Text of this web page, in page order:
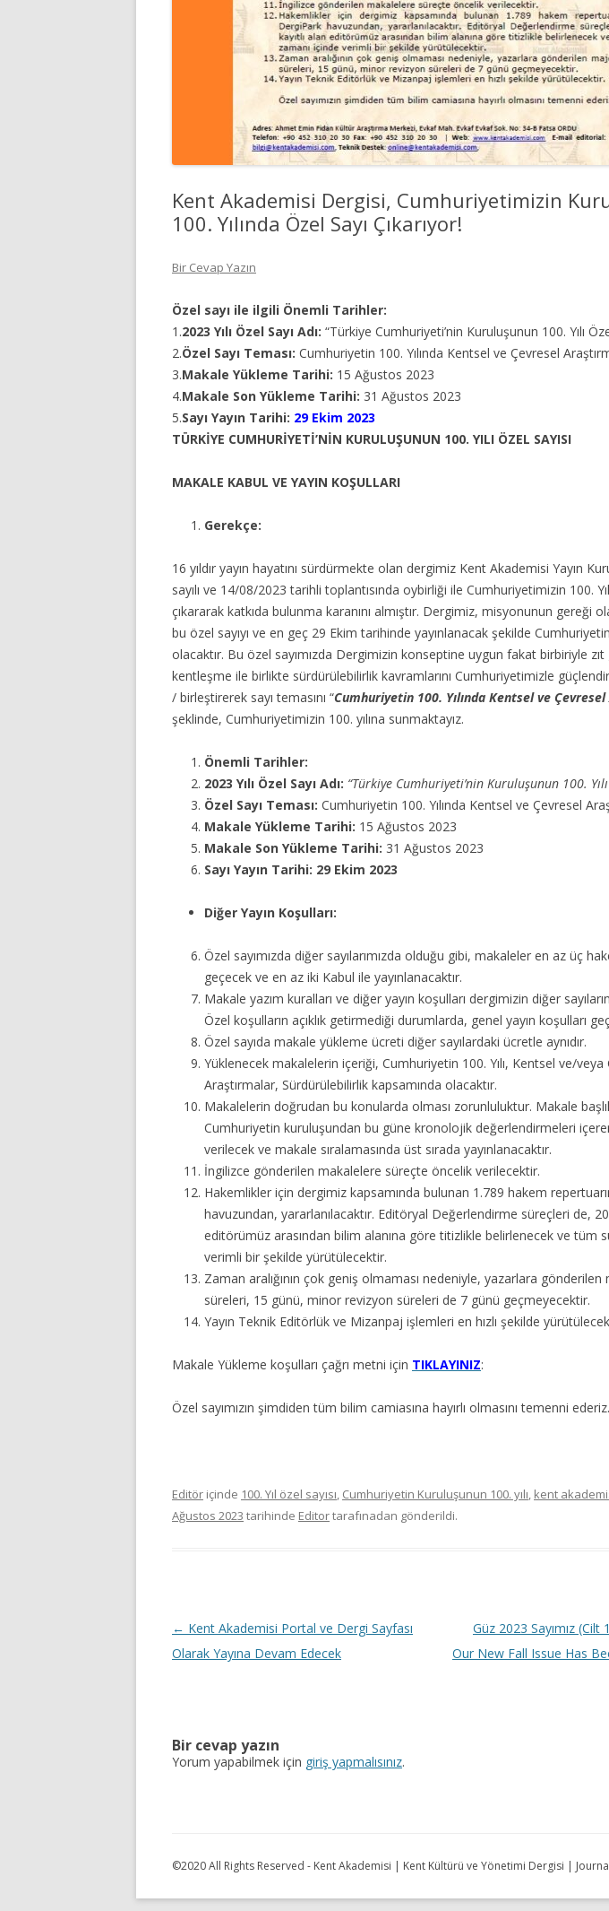
Kent Akademisi Dergisi, Cumhuriyetimizin
100. Yılında Özel Sayı Çıkarıyor!
Bir Cevap Yazın
Özel sayı ile ilgili Önemli Tarihler:
1.2023 Yılı Özel Sayı Adı: “Türkiye Cumhuriyeti’nin Kuruluşunun 100. Yılı
2.Özel Sayı Teması: Cumhuriyetin 100. Yılında Kentsel ve Çevresel
3.Makale Yükleme Tarihi: 15 Ağustos 2023
4.Makale Son Yükleme Tarihi: 31 Ağustos 2023
5.Sayı Yayın Tarihi: 29 Ekim 2023
TÜRKİYE CUMHURİYETİ’NİN KURULUŞUNUN 100. YILI ÖZEL SAYISI
MAKALE KABUL VE YAYIN KOŞULLARI
Gerekçe:
16 yıldır yayın hayatını sürdürmekte olan dergimiz Kent Akademisi Yayın
sayılı ve 14/08/2023 tarihli toplantısında oybirliği ile Cumhuriyetimizin 100.
çıkararak katkıda bulunma karanını almıştır. Dergimiz, misyonunun gereği
bu özel sayıyı ve en geç 29 Ekim tarihinde yayınlanacak şekilde
olacaktır. Bu özel sayımızda Dergimizin konseptine uygun fakat birbiriyle
kentleşme ile birlikte sürdürülebilirlik kavramlarını Cumhuriyetimizle
/ birleştirerek sayı temasını “Cumhuriyetin 100. Yılında Kentsel ve
şeklinde, Cumhuriyetimizin 100. yılına sunmaktayız.
Önemli Tarihler:
2023 Yılı Özel Sayı Adı: “Türkiye Cumhuriyeti’nin Kuruluşunun 100. Yılı
Özel Sayı Teması: Cumhuriyetin 100. Yılında Kentsel ve Çevresel
Makale Yükleme Tarihi: 15 Ağustos 2023
Makale Son Yükleme Tarihi: 31 Ağustos 2023
Sayı Yayın Tarihi: 29 Ekim 2023
Diğer Yayın Koşulları:
Özel sayımızda diğer sayılarımızda olduğu gibi, makaleler en az üç
geçecek ve en az iki Kabul ile yayınlanacaktır.
Makale yazım kuralları ve diğer yayın koşulları dergimizin diğer
Özel koşulların açıklık getirmediği durumlarda, genel yayın koşulları
Özel sayıda makale yükleme ücreti diğer sayılardaki ücretle aynıdır.
Yüklenecek makalelerin içeriği, Cumhuriyetin 100. Yılı, Kentsel ve/veya
Araştırmalar, Sürdürülebilirlik kapsamında olacaktır.
Makalelerin doğrudan bu konularda olması zorunluluktur. Makale
Cumhuriyetin kuruluşundan bu güne kronolojik değerlendirmeleri
verilecek ve makale sıralamasında üst sırada yayınlanacaktır.
İngilizce gönderilen makalelere süreçte öncelik verilecektir.
Hakemlikler için dergimiz kapsamında bulunan 1.789 hakem
havuzundan, yararlanılacaktır. Editöryal Değerlendirme süreçleri de,
editörümüz arasından bilim alanına göre titizlikle belirlenecek ve tüm
verimli bir şekilde yürütülecektir.
Zaman aralığının çok geniş olmaması nedeniyle, yazarlara
süreleri, 15 günü, minor revizyon süreleri de 7 günü geçmeyecektir.
Yayın Teknik Editörlük ve Mizanpaj işlemleri en hızlı şekilde
Makale Yükleme koşulları çağrı metni için TIKLAYINIZ:
Özel sayımızın şimdiden tüm bilim camiasına hayırlı olmasını temenni ederiz.
Editör içinde 100. Yıl özel sayısı, Cumhuriyetin Kuruluşunun 100. yılı, kent
Ağustos 2023 tarihinde Editortarafınadan gönderildi.
Y
a
o
ı
← Kent Akademisi Portal ve Dergi Sayfası
Olarak Yayına Devam Edecek
Güz 2023 Sayımız (Cilt
Our New Fall Issue Has
Bir cevap yazın
Yorum yapabilmek için giriş yapmalısınız.
©2020 All Rights Reserved - Kent Akademisi | Kent Kültürü ve Yönetimi Dergisi |